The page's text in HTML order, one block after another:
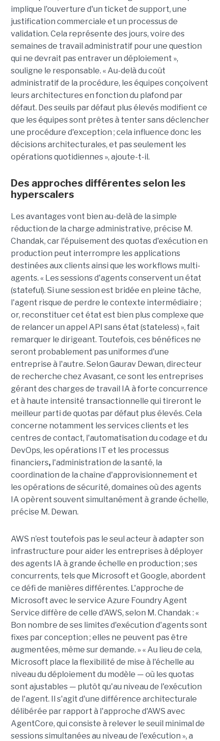
implique l'ouverture d'un ticket de support, une
justification commerciale et un processus de
validation. Cela représente des jours, voire des
semaines de travail administratif pour une question
qui ne devrait pas entraver un déploiement »,
souligne le responsable. « Au-delà du coût
administratif de la procédure, les équipes conçoivent
leurs architectures en fonction du plafond par
défaut. Des seuils par défaut plus élevés modifient ce
que les équipes sont prêtes à tenter sans déclencher
une procédure d'exception ; cela influence donc les
décisions architecturales, et pas seulement les
opérations quotidiennes », ajoute-t-il.
Des approches différentes selon les
hyperscalers
Les avantages vont bien au-delà de la simple
réduction de la charge administrative, précise M.
Chandak, car l'épuisement des quotas d'exécution en
production peut interrompre les applications
destinées aux clients ainsi que les workflows multi-
agents. « Les sessions d'agents conservent un état
(stateful). Si une session est bridée en pleine tâche,
l'agent risque de perdre le contexte intermédiaire ;
or, reconstituer cet état est bien plus complexe que
de relancer un appel API sans état (stateless) », fait
remarquer le dirigeant. Toutefois, ces bénéfices ne
seront probablement pas uniformes d'une
entreprise à l'autre. Selon Gaurav Dewan, directeur
de recherche chez Avasant, ce sont les entreprises
gérant des charges de travail IA à forte concurrence
et à haute intensité transactionnelle qui tireront le
meilleur parti de quotas par défaut plus élevés. Cela
concerne notamment les services clients et les
centres de contact, l'automatisation du codage et du
DevOps, les opérations IT et les processus
financiers,l'administration de la santé, la
coordination de la chaîne d'approvisionnement et
les opérations de sécurité, domaines où des agents
IA opèrent souvent simultanément à grande échelle,
précise M. Dewan.
AWS n’est toutefois pas le seul acteur à adapter son
infrastructure pour aider les entreprises à déployer
des agents IA à grande échelle en production ; ses
concurrents, tels que Microsoft et Google, abordent
ce défi de manières différentes. L'approche de
Microsoft avec le service Azure Foundry Agent
Service diffère de celle d'AWS, selon M. Chandak : «
Bon nombre de ses limites d'exécution d'agents sont
fixes par conception ; elles ne peuvent pas être
augmentées, même sur demande. » « Au lieu de cela,
Microsoft place la flexibilité de mise à l'échelle au
niveau du déploiement du modèle — où les quotas
sont ajustables — plutôt qu'au niveau de l'exécution
de l'agent. Il s'agit d'une différence architecturale
délibérée par rapport à l'approche d'AWS avec
AgentCore, qui consiste à relever le seuil minimal de
sessions simultanées au niveau de l'exécution », a